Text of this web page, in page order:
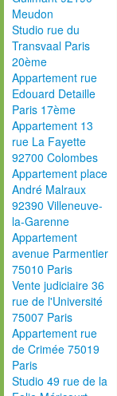
Meudon
Studio rue du
Transvaal Paris
20ème
Appartement rue
Edouard Detaille
Paris 17ème
Appartement 13
rue La Fayette
92700 Colombes
Appartement place
André Malraux
92390 Villeneuve-
la-Garenne
Appartement
avenue Parmentier
75010 Paris
Vente judiciaire 36
rue de l'Université
75007 Paris
Appartement rue
de Crimée 75019
Paris
Studio 49 rue de la